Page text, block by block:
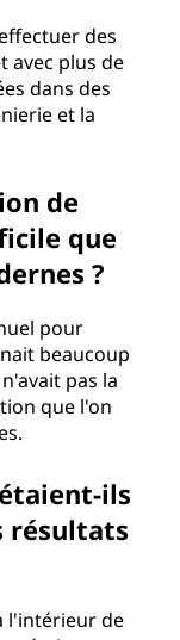
des
avec plus de
dans des
et la
de
que
?
pour
beaucoup
pas la
que l'on
ils
résultats
l'intérieur de